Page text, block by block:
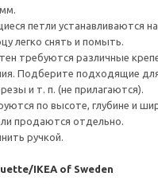
петли устанавливаются
легко снять и помыть.
требуются различные
Подберите подходящие
и т. п. (не прилагаются).
по высоте, глубине и
продаются отдельно.
ручкой.
IKEA of Sweden